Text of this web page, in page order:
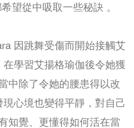
望從中吸取一些秘訣 。
因跳舞受傷而開始接觸艾
在學習艾揚格瑜伽後令她獲
中除了令她的腰患得以改
現心境也變得平靜，對自己
知覺、更懂得如何活在當